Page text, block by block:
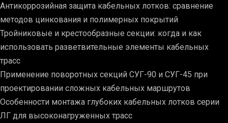
Антикоррозийная защита кабельных лотков: сравнение
методов цинкования и полимерных покрытий
Тройниковые и крестообразные секции: когда и как
использовать разветвительные элементы кабельных
трасс
Применение поворотных секций СУГ-90 и СУГ-45 при
проектировании сложных кабельных маршрутов
Особенности монтажа глубоких кабельных лотков серии
ЛГ для высоконагруженных трасс